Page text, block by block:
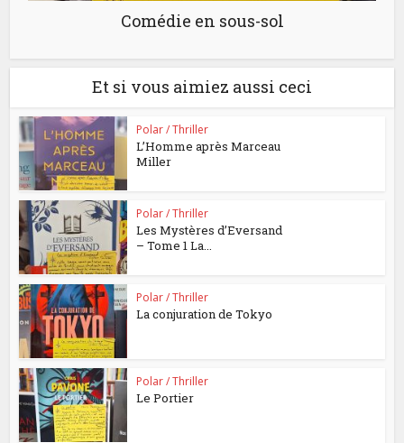
Comédie en sous-sol
Et si vous aimiez aussi ceci
Polar / Thriller
L’Homme après Marceau
Miller
Polar / Thriller
Les Mystères d’Eversand
– Tome 1 La...
Polar / Thriller
La conjuration de Tokyo
Polar / Thriller
Le Portier